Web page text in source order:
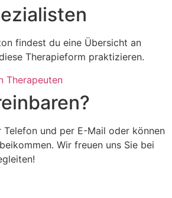
findest du eine Übersicht an
Therapieform praktizieren.
Therapeuten
Telefon und per E-Mail oder können
Wir freuen uns Sie bei